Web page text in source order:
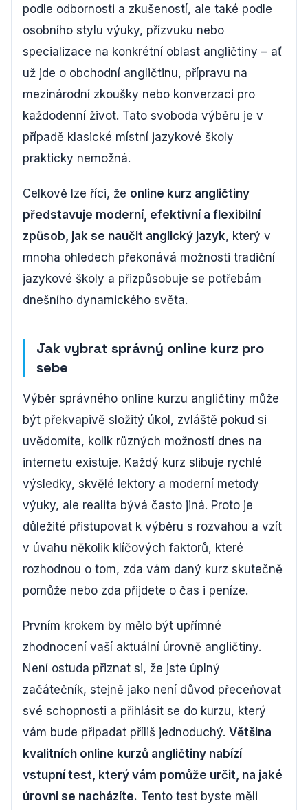
podle odbornosti a zkušeností, ale také podle
osobního stylu výuky, přízvuku nebo
specializace na konkrétní oblast angličtiny – ať
už jde o obchodní angličtinu, přípravu na
mezinárodní zkoušky nebo konverzaci pro
každodenní život. Tato svoboda výběru je v
případě klasické místní jazykové školy
prakticky nemožná.
Celkově lze říci, že online kurz angličtiny
představuje moderní, efektivní a flexibilní
způsob, jak se naučit anglický jazyk, který v
mnoha ohledech překonává možnosti tradiční
jazykové školy a přizpůsobuje se potřebám
dnešního dynamického světa.
Jak vybrat správný online kurz pro
sebe
Výběr správného online kurzu angličtiny může
být překvapivě složitý úkol, zvláště pokud si
uvědomíte, kolik různých možností dnes na
internetu existuje. Každý kurz slibuje rychlé
výsledky, skvělé lektory a moderní metody
výuky, ale realita bývá často jiná. Proto je
důležité přistupovat k výběru s rozvahou a vzít
v úvahu několik klíčových faktorů, které
rozhodnou o tom, zda vám daný kurz skutečně
pomůže nebo zda přijdete o čas i peníze.
Prvním krokem by mělo být upřímné
zhodnocení vaší aktuální úrovně angličtiny.
Není ostuda přiznat si, že jste úplný
začátečník, stejně jako není důvod přeceňovat
své schopnosti a přihlásit se do kurzu, který
vám bude připadat příliš jednoduchý. Většina
kvalitních online kurzů angličtiny nabízí
vstupní test, který vám pomůže určit, na jaké
úrovni se nacházíte. Tento test byste měli